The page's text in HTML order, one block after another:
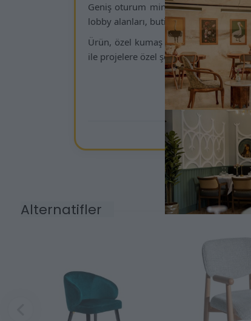
Geniş oturum minderi, ergonomik
lobby alanları, butik villalar ve
Ürün, özel kumaş seçenekleri, leke-
ile projelere özel şekilde üretilebilir. Bu
Alternatifler